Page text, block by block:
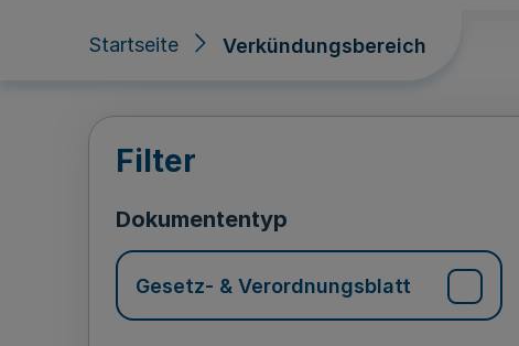
Startseite Verkündungsbereich
Verkündungsbereich
Filter
Dokumententyp
Gesetz- & Verordnungsblatt